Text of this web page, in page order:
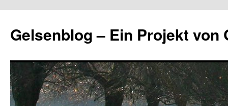
springen
Gelsenblog – Ein Projekt von